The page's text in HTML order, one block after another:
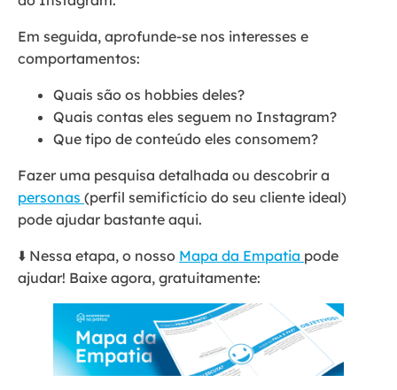
Em seguida, aprofunde-se nos interesses e
comportamentos:
Quais são os hobbies deles?
Quais contas eles seguem no Instagram?
Que tipo de conteúdo eles consomem?
Fazer uma pesquisa detalhada ou descobrir a
personas (perfil semifictício do seu cliente ideal)
pode ajudar bastante aqui.
⬇️ Nessa etapa, o nosso Mapa da Empatia pode
ajudar! Baixe agora, gratuitamente: